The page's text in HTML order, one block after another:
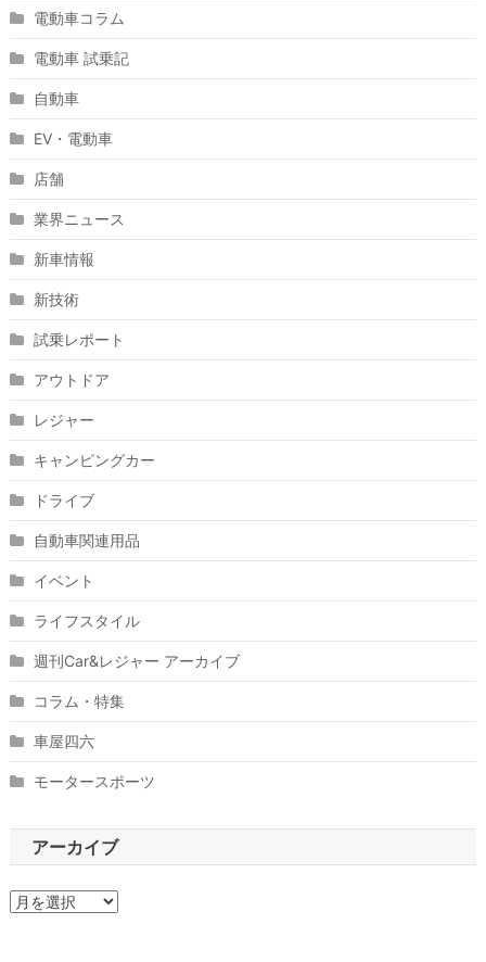
電動車コラム
電動車 試乗記
自動車
EV・電動車
店舗
業界ニュース
新車情報
新技術
試乗レポート
アウトドア
レジャー
キャンピングカー
ドライブ
自動車関連用品
イベント
ライフスタイル
週刊Car&レジャー アーカイブ
コラム・特集
車屋四六
モータースポーツ
アーカイブ
ア